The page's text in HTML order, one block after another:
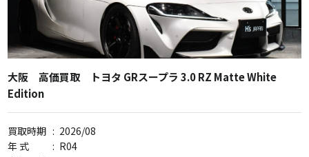
大阪 高価買取 トヨタ GRスープラ 3.0 RZ Matte White
Edition
買取時期 : 2026/08
年 式
: R04